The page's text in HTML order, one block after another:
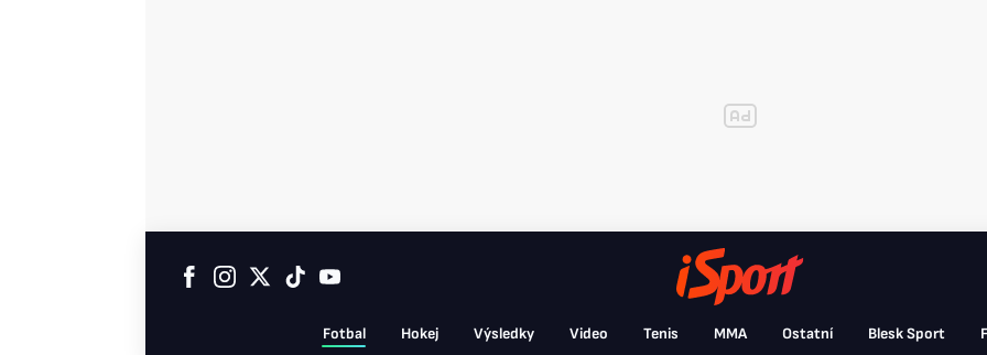
Fotbal Hokej Výsledky Video Tenis MMA Ostatní Blesk Sport